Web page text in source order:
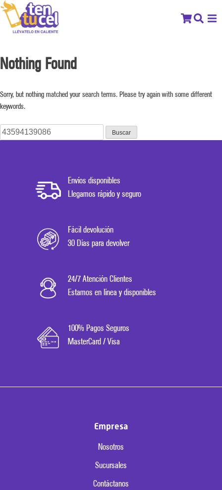
Nothing Found
Sorry, but nothing matched your search terms. Please try again with some different
keywords.
Buscar:
Envíos disponibles
Llegamos rápido y seguro
Fácil devolución
30 Días para devolver
24/7 Atención Clientes
Estamos en línea y disponibles
100% Pagos Seguros
MasterCard / Visa
Empresa
Nosotros
Sucursales
Contáctanos